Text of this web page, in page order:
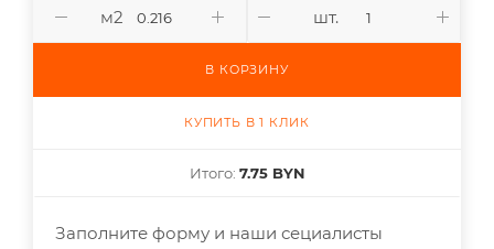
м2 шт.
В КОРЗИНУ
КУПИТЬ В 1 КЛИК
Итого: 7.75 BYN
Заполните форму и наши сециалисты